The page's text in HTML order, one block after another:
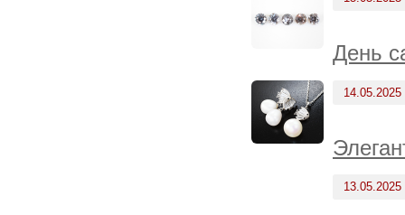
День
14.05.2025
13.05.2025